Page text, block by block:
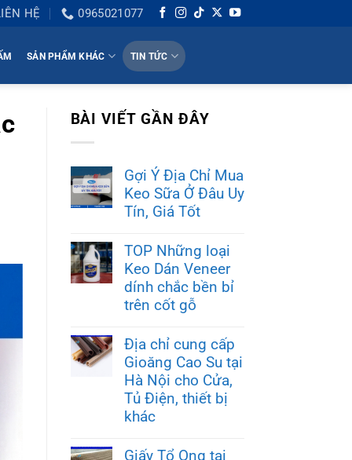
HỆ 0965021077
SẢN PHẨM KHÁC TIN TỨC
BÀI VIẾT GẦN ĐÂY
Gợi Ý Địa Chỉ Mua
Keo Sữa Ở Đâu Uy
Tín, Giá Tốt
TOP Những loại
Keo Dán Veneer
dính chắc bền bỉ
trên cốt gỗ
Địa chỉ cung cấp
Gioăng Cao Su tại
Hà Nội cho Cửa,
Tủ Điện, thiết bị
khác
Giấy Tổ Ong tại